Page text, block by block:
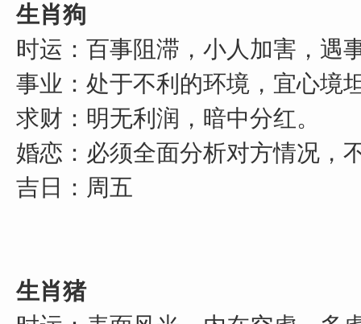
生肖狗
时运：百事阻滞，小人加害，遇
事业：处于不利的环境，宜心境
求财：明无利润，暗中分红。
婚恋：必须全面分析对方情况，
吉日：周五
生肖猪